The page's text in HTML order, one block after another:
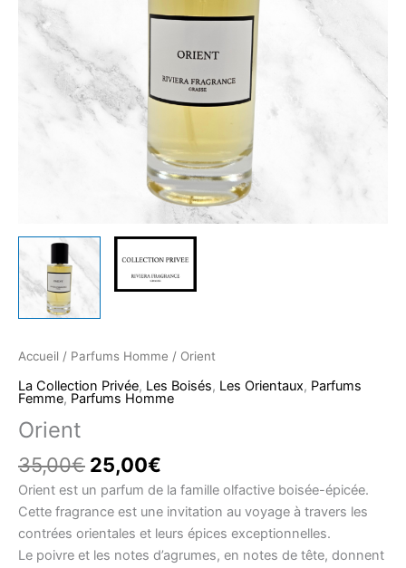
Accueil / Parfums Homme / Orient
La Collection Privée, Les Boisés, Les Orientaux, Parfums
Femme, Parfums Homme
Orient
35,00€ Le
prix
initial
était :
35,00€.
25,00€
prix
actuel
est :
25,00€.
Orient est un parfum de la famille olfactive boisée-épicée.
Cette fragrance est une invitation au voyage à travers les
contrées orientales et leurs épices exceptionnelles.
Le poivre et les notes d’agrumes, en notes de tête, donnent